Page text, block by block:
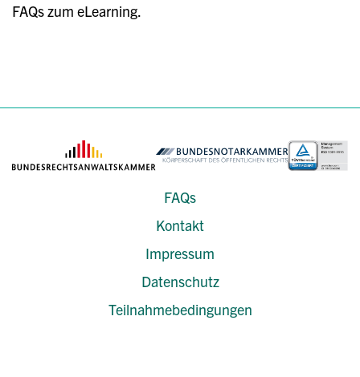
FAQs zum eLearning.
FAQs
Kontakt
Impressum
Datenschutz
Teilnahmebedingungen